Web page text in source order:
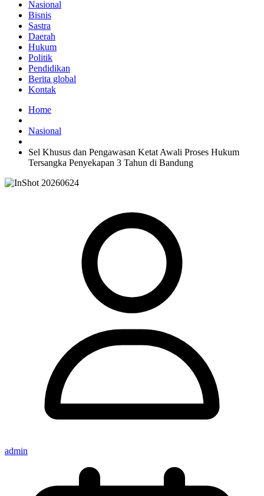
Nasional
Bisnis
Sastra
Daerah
Hukum
Politik
Pendidikan
Berita global
Kontak
Home
Nasional
Sel Khusus dan Pengawasan Ketat Awali Proses Hukum
Tersangka Penyekapan 3 Tahun di Bandung
admin